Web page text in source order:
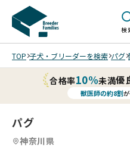
検
TOP 子犬・ブリーダーを検索 パグ
合格率10%未満優
獣医師の約8割
パグ
神奈川県